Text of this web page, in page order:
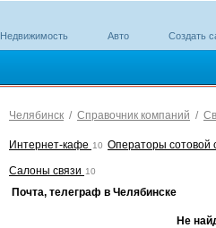
Недвижимость Авто Создать
Челябинск / Справочник компаний /
Интернет-кафе 10 Операторы сотовой
Салоны связи 10
Почта, телеграф в Челябинске
Не